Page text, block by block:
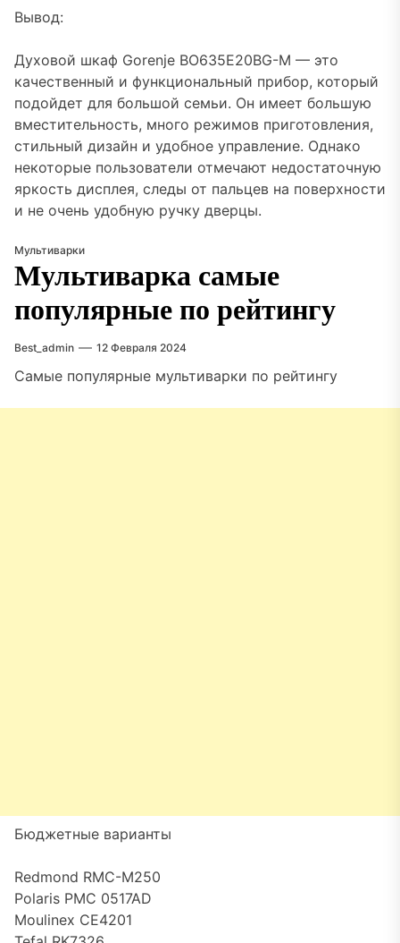
Вывод:
Духовой шкаф Gorenje BO635E20BG-M — это
качественный и функциональный прибор, который
подойдет для большой семьи. Он имеет большую
вместительность, много режимов приготовления,
стильный дизайн и удобное управление. Однако
некоторые пользователи отмечают недостаточную
яркость дисплея, следы от пальцев на поверхности
и не очень удобную ручку дверцы.
Мультиварки
Мультиварка самые
популярные по рейтингу
Best_admin 12 Февраля 2024
Самые популярные мультиварки по рейтингу
Бюджетные варианты
Redmond RMC-M250
Polaris PMC 0517AD
Moulinex CE4201